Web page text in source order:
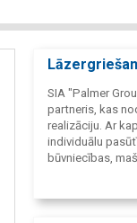
SIA "Palmer
partneris, kas
realizāciju. Ar
individuālu
būvniecības,